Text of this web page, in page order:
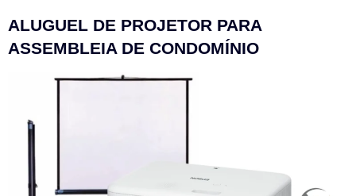
ALUGUEL DE PROJETOR PARA
ASSEMBLEIA DE CONDOMÍNIO